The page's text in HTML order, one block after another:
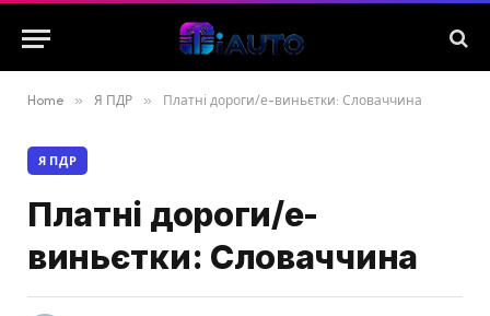
Home » Я ПДР » Платні дороги/е-виньєтки: Словаччина
Я ПДР
Платні дороги/е-
виньєтки: Словаччина